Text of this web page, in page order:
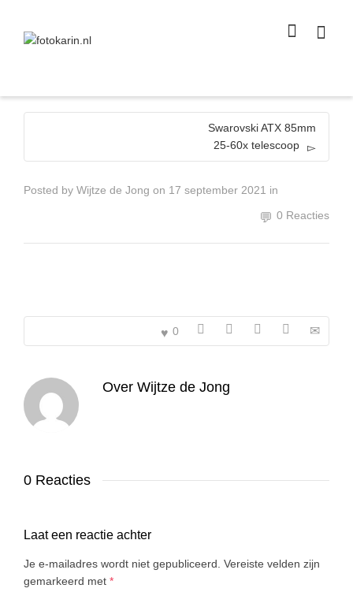
size
Super Search
Swarovski ATX 85mm
25-60x telescoop
Posted by Wijtze de Jong on 17 september 2021 in
0 Reacties
0
Over Wijtze de Jong
0 Reacties
Laat een reactie achter
Je e-mailadres wordt niet gepubliceerd. Vereiste velden zijn
gemarkeerd met *